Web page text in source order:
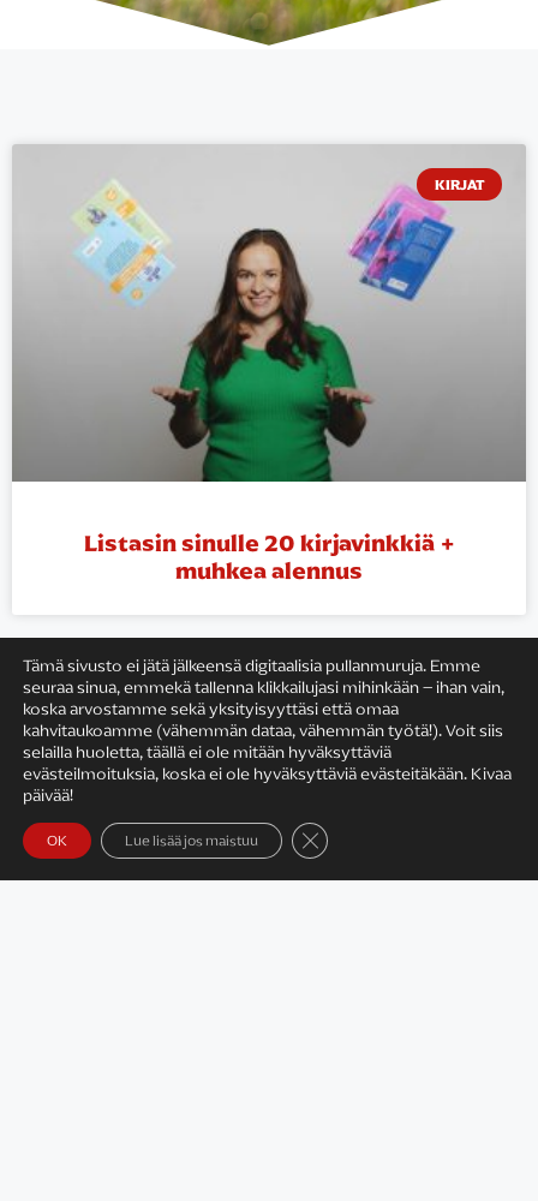
KIRJAT
Listasin sinulle 20 kirjavinkkiä +
muhkea alennus
KIRJAILIJAN TYÖ
Tämä sivusto ei jätä jälkeensä digitaalisia pullanmuruja. Emme
seuraa sinua, emmekä tallenna klikkailujasi mihinkään – ihan vain,
koska arvostamme sekä yksityisyyttäsi että omaa
kahvitaukoamme (vähemmän dataa, vähemmän työtä!). Voit siis
selailla huoletta, täällä ei ole mitään hyväksyttäviä
evästeilmoituksia, koska ei ole hyväksyttäviä evästeitäkään. Kivaa
päivää!
OK Lue lisää jos maistuu Sulje evästebanneri